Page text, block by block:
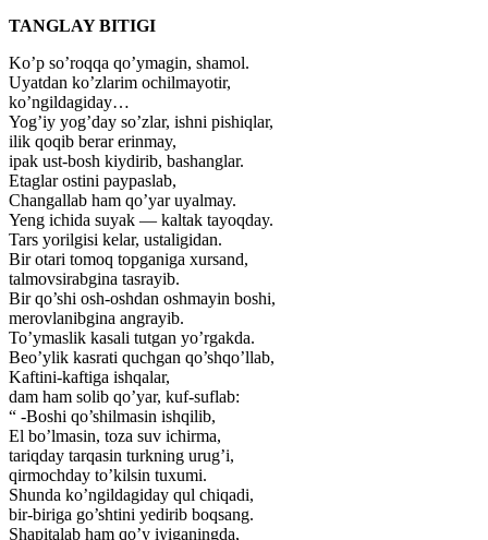
TANGLAY BITIGI
Ko’p so’roqqa qo’ymagin, shamol.
Uyatdan ko’zlarim ochilmayotir,
ko’ngildagiday…
Yog’iy yog’day so’zlar, ishni pishiqlar,
ilik qoqib berar erinmay,
ipak ust-bosh kiydirib, bashanglar.
Etaglar ostini paypaslab,
Changallab ham qo’yar uyalmay.
Yeng ichida suyak — kaltak tayoqday.
Tars yorilgisi kelar, ustaligidan.
Bir otari tomoq topganiga xursand,
talmovsirabgina tasrayib.
Bir qo’shi osh-oshdan oshmayin boshi,
merovlanibgina angrayib.
To’ymaslik kasali tutgan yo’rgakda.
Beo’ylik kasrati quchgan qo’shqo’llab,
Kaftini-kaftiga ishqalar,
dam ham solib qo’yar, kuf-suflab:
“ -Boshi qo’shilmasin ishqilib,
El bo’lmasin, toza suv ichirma,
tariqday tarqasin turkning urug’i,
qirmochday to’kilsin tuxumi.
Shunda ko’ngildagiday qul chiqadi,
bir-biriga go’shtini yedirib boqsang.
Shapitalab ham qo’y iyiganingda,